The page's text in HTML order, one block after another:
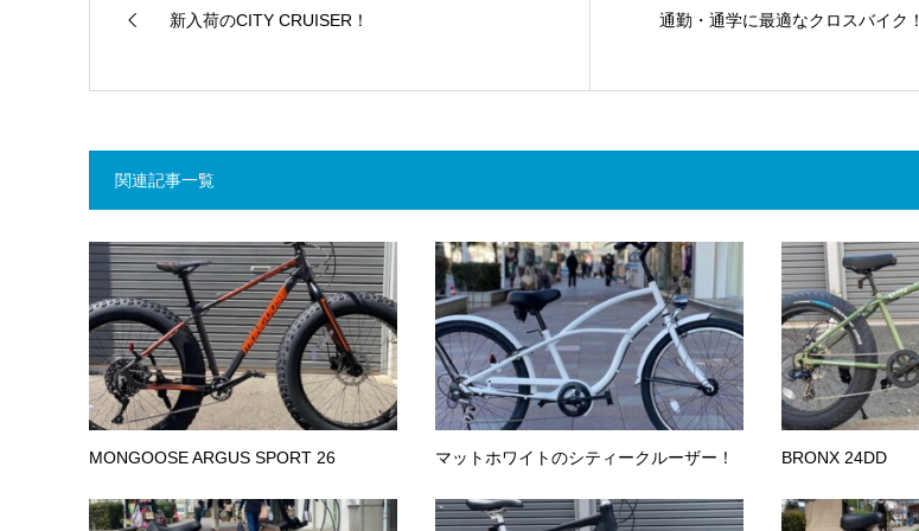
新入荷のCITY CRUISER！ 通勤・通学に最適なクロスバイク！
関連記事一覧
MONGOOSE ARGUS SPORT 26 マットホワイトのシティークルーザー！ BRONX 24DD